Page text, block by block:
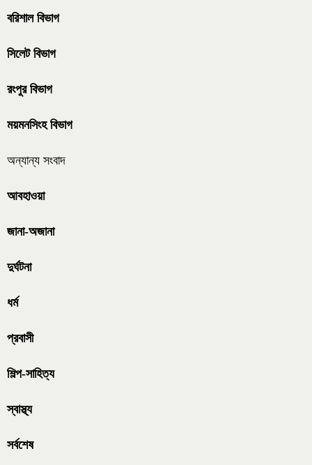
বরিশাল বিভাগ
সিলেট বিভাগ
রংপুর বিভাগ
ময়মনসিংহ বিভাগ
অন্যান্য সংবাদ
আবহাওয়া
জানা-অজানা
দুর্ঘটনা
ধর্ম
প্রবাসী
শিল্প-সাহিত্য
স্বাস্থ্য
সর্বশেষ